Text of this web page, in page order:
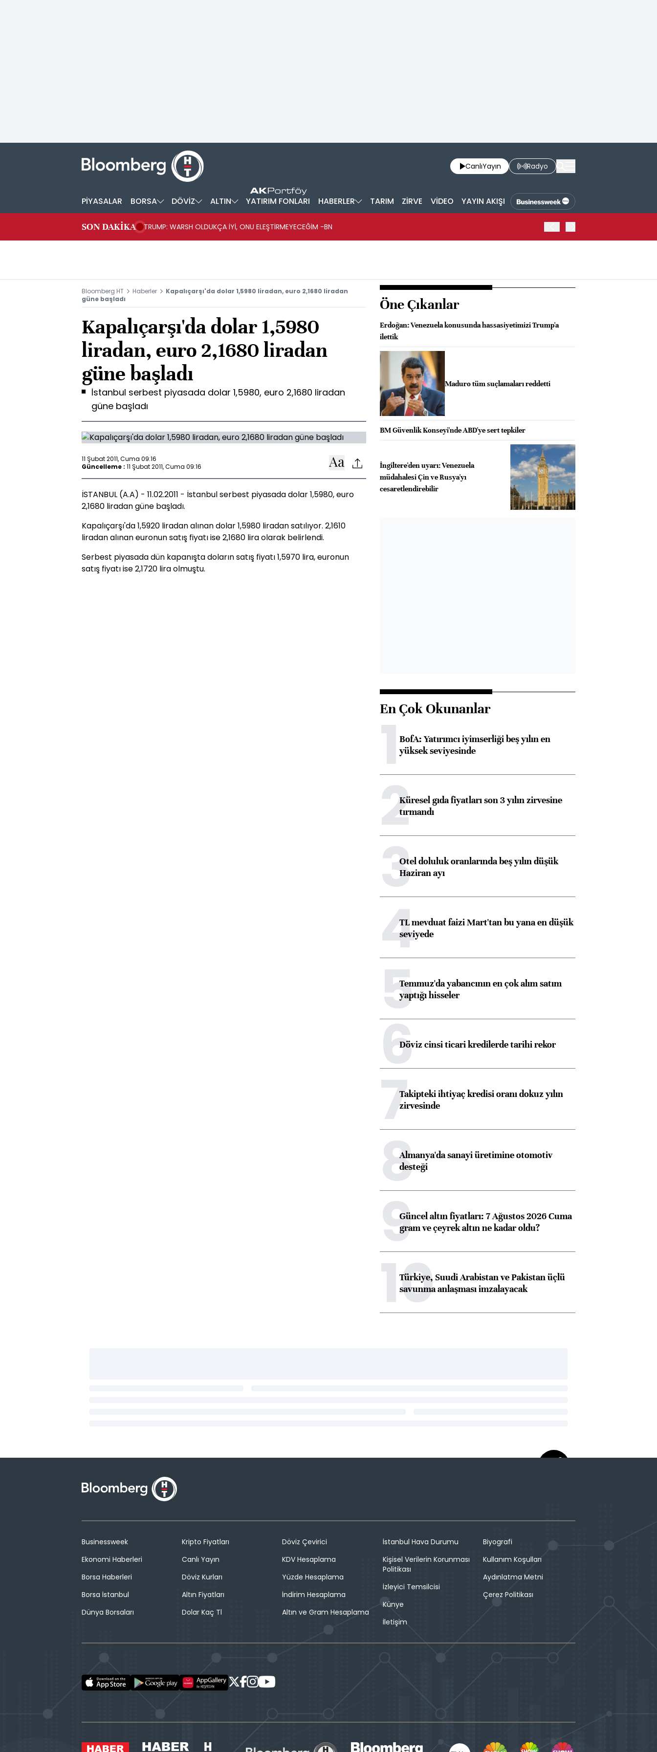
CanlıYayın Radyo
PİYASALAR BORSA DÖVİZ ALTIN YATIRIM FONLARI HABERLER TARIM ZİRVE VİDEO YAYIN AKIŞI
SON DAKİKA TRUMP: WARSH OLDUKÇA İYİ, ONU ELEŞTİRMEYECEĞİM -BN
Bloomberg HT Haberler
Kapalıçarşı'da dolar 1,5980 liradan, euro 2,1680 liradan
güne başladı
Kapalıçarşı'da dolar 1,5980
liradan, euro 2,1680 liradan
güne başladı
İstanbul serbest piyasada dolar 1,5980, euro 2,1680 liradan
güne başladı
11 Şubat 2011, Cuma 09:16
Güncelleme : 11 Şubat 2011, Cuma 09:16
İSTANBUL (A.A) - 11.02.2011 - İstanbul serbest piyasada dolar 1,5980, euro
2,1680 liradan güne başladı.
Kapalıçarşı'da 1,5920 liradan alınan dolar 1,5980 liradan satılıyor. 2,1610
liradan alınan euronun satış fiyatı ise 2,1680 lira olarak belirlendi.
Serbest piyasada dün kapanışta doların satış fiyatı 1,5970 lira, euronun
satış fiyatı ise 2,1720 lira olmuştu.
Öne Çıkanlar
Erdoğan: Venezuela konusunda hassasiyetimizi Trump'a
ilettik
Maduro tüm suçlamaları reddetti
BM Güvenlik Konseyi'nde ABD'ye sert tepkiler
İngiltere'den uyarı: Venezuela
müdahalesi Çin ve Rusya'yı
cesaretlendirebilir
En Çok Okunanlar
1BofA: Yatırımcı iyimserliği beş yılın en
yüksek seviyesinde
2Küresel gıda fiyatları son 3 yılın zirvesine
tırmandı
3Otel doluluk oranlarında beş yılın düşük
Haziran ayı
4TL mevduat faizi Mart'tan bu yana en düşük
seviyede
5Temmuz'da yabancının en çok alım satım
yaptığı hisseler
6Döviz cinsi ticari kredilerde tarihi rekor
7Takipteki ihtiyaç kredisi oranı dokuz yılın
zirvesinde
8Almanya'da sanayi üretimine otomotiv
desteği
9Güncel altın fiyatları: 7 Ağustos 2026 Cuma
gram ve çeyrek altın ne kadar oldu?
10
Türkiye, Suudi Arabistan ve Pakistan üçlü
savunma anlaşması imzalayacak
Businessweek
Ekonomi Haberleri
Borsa Haberleri
Borsa İstanbul
Dünya Borsaları
Kripto Fiyatları
Canlı Yayın
Döviz Kurları
Altın Fiyatları
Dolar Kaç Tl
Döviz Çevirici
KDV Hesaplama
Yüzde Hesaplama
İndirim Hesaplama
Altın ve Gram Hesaplama
İstanbul Hava Durumu
Kişisel Verilerin Korunması
Politikası
İzleyici Temsilcisi
Künye
İletişim
Biyografi
Kullanım Koşulları
Aydınlatma Metni
Çerez Politikası